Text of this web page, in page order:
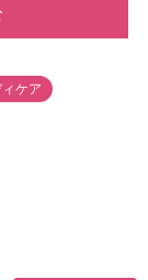
ケア